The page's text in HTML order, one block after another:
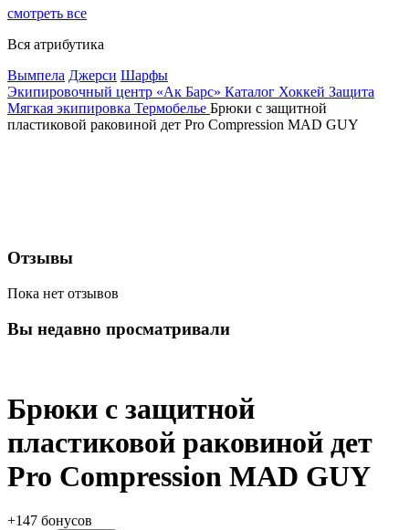
смотреть все
Вся атрибутика
Вымпела Джерси Шарфы
Экипировочный центр «Ак Барс» Каталог Хоккей Защита
Мягкая экипировка Термобелье Брюки с защитной
пластиковой раковиной дет Pro Compression MAD GUY
Отзывы
Пока нет отзывов
Вы недавно просматривали
Брюки с защитной
пластиковой раковиной дет
Pro Compression MAD GUY
+147 бонусов